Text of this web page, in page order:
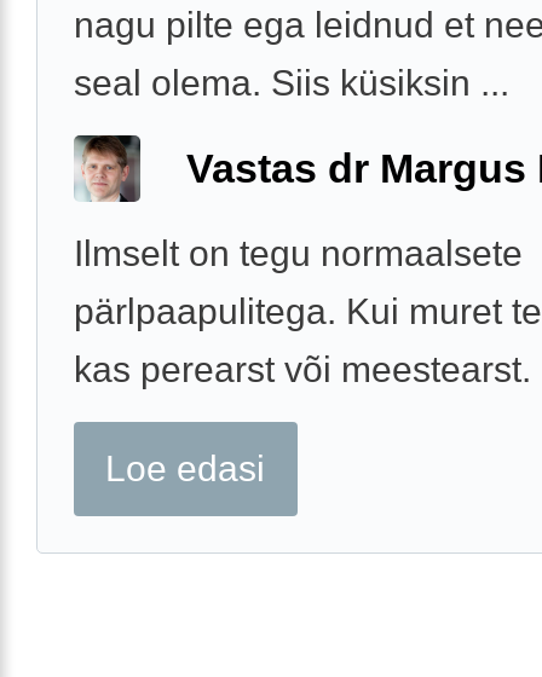
nagu pilte ega leidnud et
seal olema. Siis küsiksin ...
Vastas dr Margus
Ilmselt on tegu normaalsete
pärlpaapulitega. Kui muret
kas perearst või meestearst.
Loe edasi